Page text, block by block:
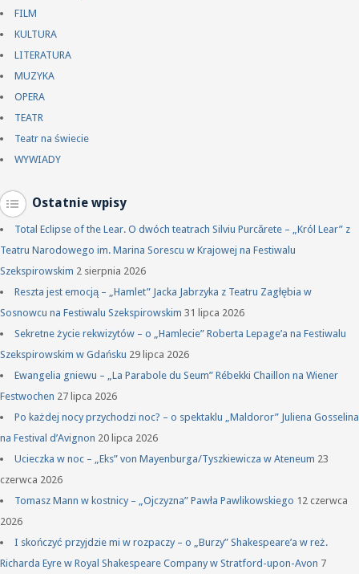
FILM
KULTURA
LITERATURA
MUZYKA
OPERA
TEATR
Teatr na świecie
WYWIADY
Ostatnie wpisy
Total Eclipse of the Lear. O dwóch teatrach Silviu Purcărete – „Król Lear” z
Teatru Narodowego im. Marina Sorescu w Krajowej na Festiwalu
Szekspirowskim 2 sierpnia 2026
Reszta jest emocją – „Hamlet” Jacka Jabrzyka z Teatru Zagłębia w
Sosnowcu na Festiwalu Szekspirowskim 31 lipca 2026
Sekretne życie rekwizytów – o „Hamlecie” Roberta Lepage’a na Festiwalu
Szekspirowskim w Gdańsku 29 lipca 2026
Ewangelia gniewu – „La Parabole du Seum” Rébekki Chaillon na Wiener
Festwochen 27 lipca 2026
Po każdej nocy przychodzi noc? – o spektaklu „Maldoror” Juliena Gosselina
na Festival d’Avignon 20 lipca 2026
Ucieczka w noc – „Eks” von Mayenburga/Tyszkiewicza w Ateneum 23
czerwca 2026
Tomasz Mann w kostnicy – „Ojczyzna” Pawła Pawlikowskiego 12 czerwca
2026
I skończyć przyjdzie mi w rozpaczy – o „Burzy” Shakespeare’a w reż.
Richarda Eyre w Royal Shakespeare Company w Stratford-upon-Avon 7